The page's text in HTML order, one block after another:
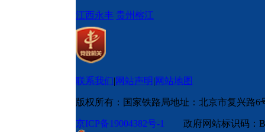
江西永丰 贵州榕江
联系我们 网站声明 网站地图
版权所有：国家铁路局地址：北京市复兴路6
京ICP备19004382号-1 政府网站标识码